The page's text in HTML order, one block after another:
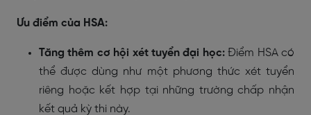
Ưu điểm của HSA:
Tăng thêm cơ hội xét tuyển đại học:Điểm HSA có
thể được dùng như một phương thức xét tuyển
riêng hoặc kết hợp tại những trường chấp nhận
kết quả kỳ thi này.